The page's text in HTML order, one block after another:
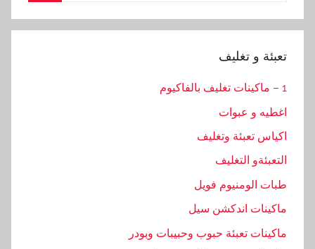
تعبئة و تغليف
1 – ماكينات تغليف بالفاكيوم
اغطيه و عبوات
اكياس تعبئة وتغليف
التعبئةو التغليف
طبات الومنيوم فويل
ماكينات اندكشن سيل
ماكينات تعبئة حبوب وحبيبات وبودر